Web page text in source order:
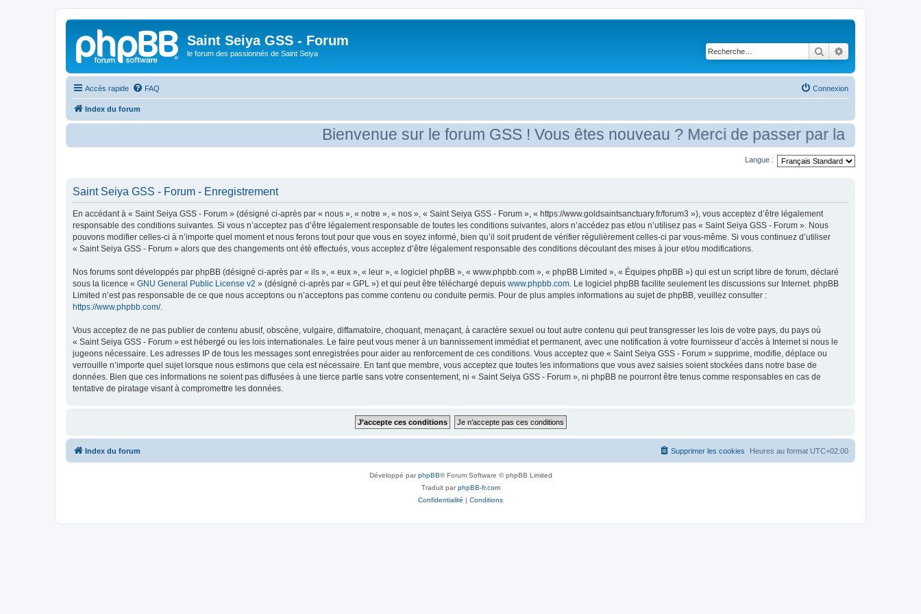
Saint Seiya GSS - Forum
le forum des passionnés de Saint Seiya Rechercher
Accès rapide FAQ Connexion
Index du forum
Bienvenue sur le forum GSS ! Vous êtes nouveau ? Merci de passer par la case
Langue :
Saint Seiya GSS - Forum - Enregistrement
En accédant à « Saint Seiya GSS - Forum » (désigné ci-après par « nous », « notre », « nos », « Saint Seiya GSS - Forum », « https://www.goldsaintsanctuary.fr/forum3 »), vous acceptez d’être légalement
responsable des conditions suivantes. Si vous n’acceptez pas d’être légalement responsable de toutes les conditions suivantes, alors n’accédez pas et/ou n’utilisez pas « Saint Seiya GSS - Forum ». Nous
pouvons modifier celles-ci à n’importe quel moment et nous ferons tout pour que vous en soyez informé, bien qu’il soit prudent de vérifier régulièrement celles-ci par vous-même. Si vous continuez d’utiliser
« Saint Seiya GSS - Forum » alors que des changements ont été effectués, vous acceptez d’être légalement responsable des conditions découlant des mises à jour et/ou modifications.
Nos forums sont développés par phpBB (désigné ci-après par « ils », « eux », « leur », « logiciel phpBB », « www.phpbb.com », « phpBB Limited », « Équipes phpBB ») qui est un script libre de forum, déclaré
sous la licence « GNU General Public License v2 » (désigné ci-après par « GPL ») et qui peut être téléchargé depuis www.phpbb.com. Le logiciel phpBB facilite seulement les discussions sur Internet. phpBB
Limited n’est pas responsable de ce que nous acceptons ou n’acceptons pas comme contenu ou conduite permis. Pour de plus amples informations au sujet de phpBB, veuillez consulter :
https://www.phpbb.com/.
Vous acceptez de ne pas publier de contenu abusif, obscène, vulgaire, diffamatoire, choquant, menaçant, à caractère sexuel ou tout autre contenu qui peut transgresser les lois de votre pays, du pays où
« Saint Seiya GSS - Forum » est hébergé ou les lois internationales. Le faire peut vous mener à un bannissement immédiat et permanent, avec une notification à votre fournisseur d’accès à Internet si nous le
jugeons nécessaire. Les adresses IP de tous les messages sont enregistrées pour aider au renforcement de ces conditions. Vous acceptez que « Saint Seiya GSS - Forum » supprime, modifie, déplace ou
verrouille n’importe quel sujet lorsque nous estimons que cela est nécessaire. En tant que membre, vous acceptez que toutes les informations que vous avez saisies soient stockées dans notre base de
données. Bien que ces informations ne soient pas diffusées à une tierce partie sans votre consentement, ni « Saint Seiya GSS - Forum », ni phpBB ne pourront être tenus comme responsables en cas de
tentative de piratage visant à compromettre les données.
Index du forum Heures au format UTC+02:00
Supprimer les cookies
Développé parphpBB® Forum Software © phpBB Limited
Traduit parphpBB-fr.com
Confidentialité | Conditions